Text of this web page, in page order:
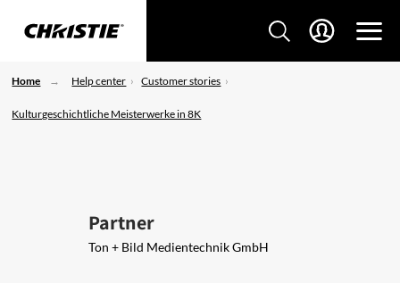
Home Help center Customer stories
Kulturgeschichtliche Meisterwerke in 8K
Partner
Ton + Bild Medientechnik GmbH